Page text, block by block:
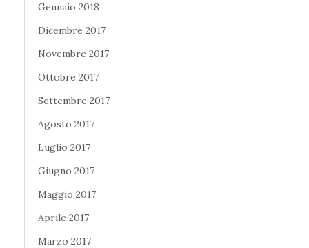
Gennaio 2018
Dicembre 2017
Novembre 2017
Ottobre 2017
Settembre 2017
Agosto 2017
Luglio 2017
Giugno 2017
Maggio 2017
Aprile 2017
Marzo 2017